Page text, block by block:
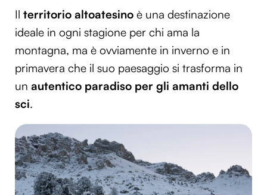
Il territorio altoatesino è una destinazione
ideale in ogni stagione per chi ama la
montagna, ma è ovviamente in inverno e in
primavera che il suo paesaggio si trasforma in
un autentico paradiso per gli amanti dello
sci.